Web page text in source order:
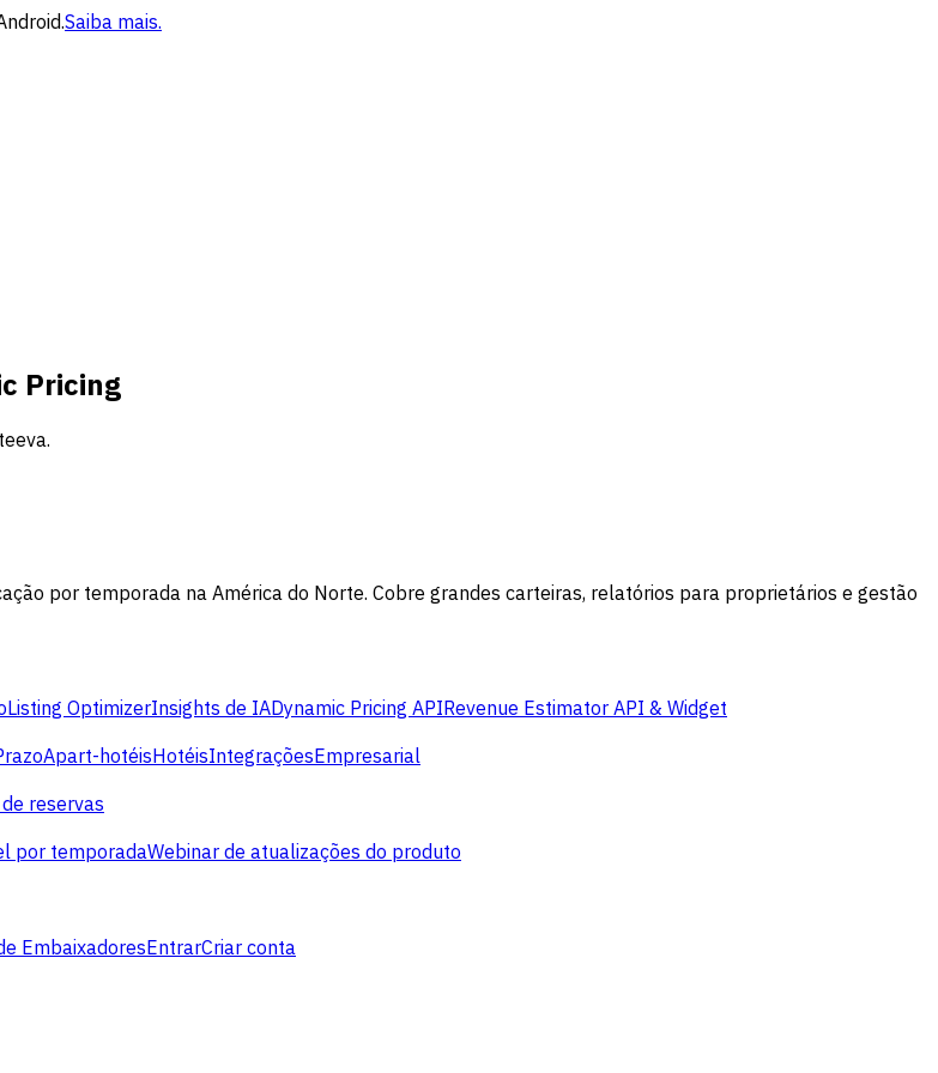
Saiba mais.
Pricing
por temporada na América do Norte. Cobre grandes carteiras, relatórios para proprietários e gestão
Listing OptimizerInsights de IADynamic Pricing APIRevenue Estimator API & Widget
Apart-hotéisHotéisIntegraçõesEmpresarial
reservas
por temporadaWebinar de atualizações do produto
EmbaixadoresEntrarCriar conta